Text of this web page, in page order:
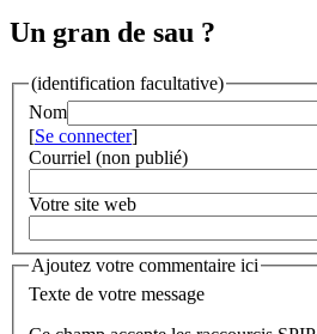
Un gran de sau ?
(identification facultative)
Nom
[Se connecter]
Courriel (non publié)
Votre site web
Ajoutez votre commentaire ici
Texte de votre message